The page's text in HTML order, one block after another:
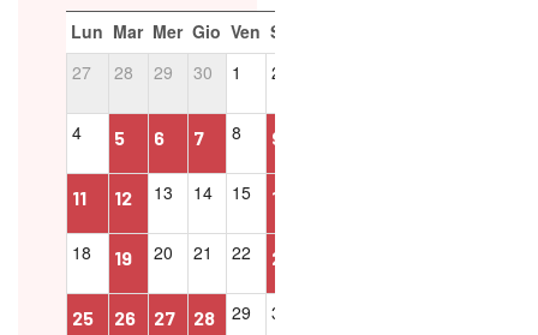
Lun Mar Mer Gio Ven Sab
27
28 29 30 1 2
4 5 6 7 8 9
11 12 13 14 15 16
18 19 20 21 22 23
25 26 27 28 29 30